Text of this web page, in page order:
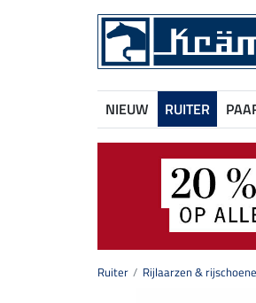
NIEUW RUITER
Ruiter Rijlaarzen &